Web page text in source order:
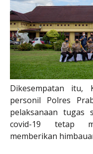
Dikesempatan itu,
personil Polres
pelaksanaan tugas
covid-19 tetap
memberikan